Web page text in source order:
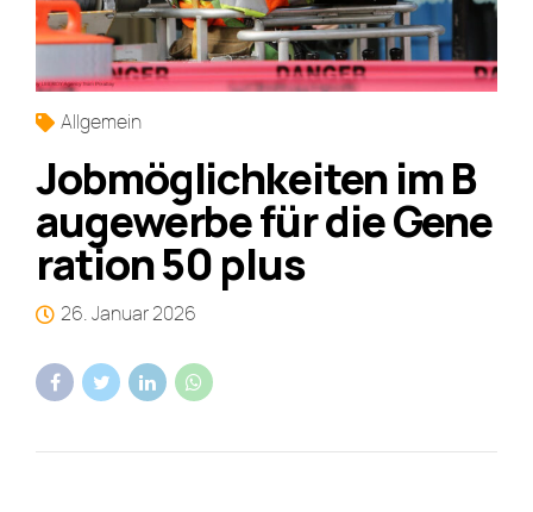
Allgemein
Jobmöglichkeiten im B
augewerbe für die Gene
ration 50 plus
26. Januar 2026